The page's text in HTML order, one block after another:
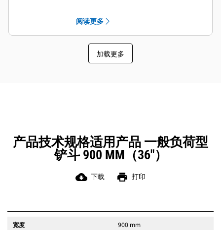
铲斗配有一个可优化挖掘力的凹进
销，当与 Cat 抓销式快速连接器配套
使用时，可为铲斗提供更快的循环时
间。
此外，Cat 抓销式快速连接器还允许操
带式挖掘机和所有轮式挖掘机兼容。
此外，还提供挖沟宽度连接器。
与 CW 专用连接器系统兼容的附件采
用固定式快速连接器铰接件。 CW 专
用连接器采用楔式锁定系统，确保始
终稳固地连接附件。
阅读更多
加载更多
产品技术规格适用产品 一般负荷型
铲斗 900 MM（36"）
cloud_download 下载 print 打印
宽度 900 mm